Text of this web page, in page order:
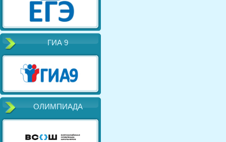
ГИА 9
ОЛИМПИАДА